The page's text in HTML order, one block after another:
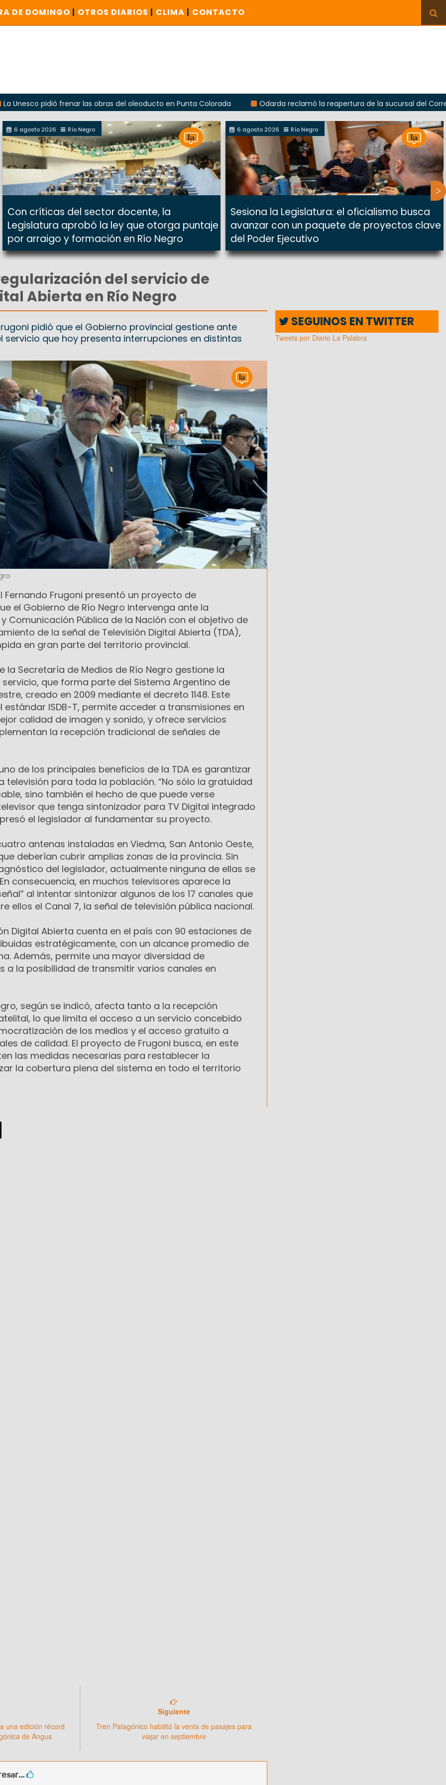
DE DOMINGO | OTROS DIARIOS | CLIMA | CONTACTO
pidió frenar las obras del oleoducto en Punta Colorada
Odarda reclamó la reapertura de la sucursal del Correo
6 agosto 2026 Río Negro
Con críticas del sector docente, la
Legislatura aprobó la ley que otorga puntaje
por arraigo y formación en Río Negro
6 agosto 2026 Río Negro
Sesiona la Legislatura: el oficialismo busca
avanzar con un paquete de proyectos clave
del Poder Ejecutivo
del servicio de
Abierta en Río Negro
pidió que el Gobierno provincial gestione ante
servicio que hoy presenta interrupciones en distintas
Fernando Frugoni presentó un proyecto de
el Gobierno de Río Negro intervenga ante la
Comunicación Pública de la Nación con el objetivo de
de la señal de Televisión Digital Abierta (TDA),
en gran parte del territorio provincial.
la Secretaría de Medios de Río Negro gestione la
que forma parte del Sistema Argentino de
creado en 2009 mediante el decreto 1148. Este
estándar ISDB-T, permite acceder a transmisiones en
calidad de imagen y sonido, y ofrece servicios
la recepción tradicional de señales de
de los principales beneficios de la TDA es garantizar
televisión para toda la población. “No sólo la gratuidad
sino también el hecho de que puede verse
que tenga sintonizador para TV Digital integrado
el legislador al fundamentar su proyecto.
antenas instaladas en Viedma, San Antonio Oeste,
deberían cubrir amplias zonas de la provincia. Sin
del legislador, actualmente ninguna de ellas se
consecuencia, en muchos televisores aparece la
al intentar sintonizar algunos de los 17 canales que
ellos el Canal 7, la señal de televisión pública nacional.
Digital Abierta cuenta en el país con 90 estaciones de
estratégicamente, con un alcance promedio de
Además, permite una mayor diversidad de
a la posibilidad de transmitir varios canales en
según se indicó, afecta tanto a la recepción
lo que limita el acceso a un servicio concebido
de los medios y el acceso gratuito a
de calidad. El proyecto de Frugoni busca, en este
las medidas necesarias para restablecer la
la cobertura plena del sistema en todo el territorio
una edición récord
de Angus
Siguiente
Tren Patagónico habilitó la venta de pasajes para
viajar en septiembre
SEGUINOS EN TWITTER
Tweets por Diario La Palabra